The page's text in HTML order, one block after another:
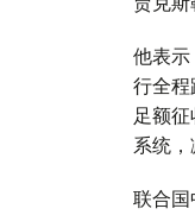
他表
行全
足额
系统，
联合